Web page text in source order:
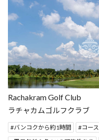
Rachakram Golf Club
ラチャカムゴルフクラブ
バンコクから約1時間
コー